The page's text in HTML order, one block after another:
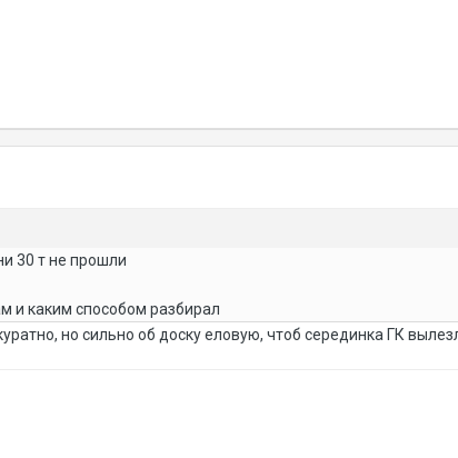
30 т не прошли
и каким способом разбирал
но сильно об доску еловую, чтоб серединка ГК